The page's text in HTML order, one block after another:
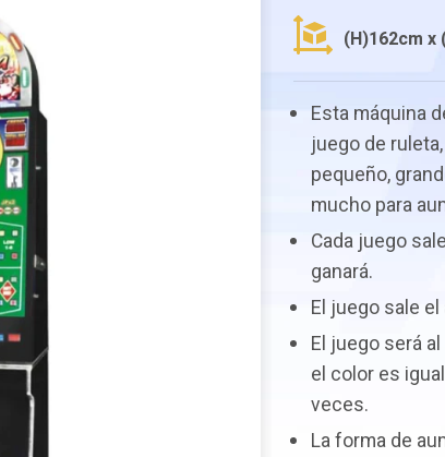
(H)162cm x
Esta máquina
juego de
pequeño,
mucho para
Cada juego
ganará.
El juego sale
El juego será
el color es
veces.
La forma de